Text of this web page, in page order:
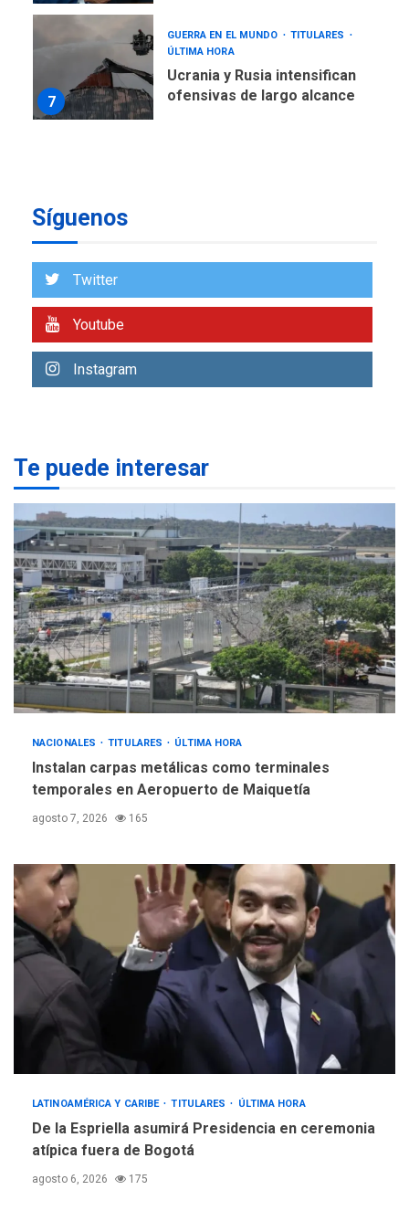
7
ÚLTIMA HORA
ofensivas de largo alcance
1
2
De la Espriella asumirá
atípica fuera de Bogotá
ÚLTIMA HORA
4
ÚLTIMA HORA
Gobierno y AN2015 en
nueva mesa de diálogo
5
INTERNACIONALES ÚLTIMA HORA
Hiroshima 81 años de la
debacle atómica. Japón
debate principios no
nucleares
Síguenos
Twitter
Youtube
Instagram
Te puede interesar
NACIONALES TITULARES ÚLTIMA HORA
Instalan carpas metálicas como terminales
temporales en Aeropuerto de Maiquetía
agosto 7, 2026 165
LATINOAMÉRICA Y CARIBE TITULARES ÚLTIMA HORA
De la Espriella asumirá Presidencia en ceremonia
atípica fuera de Bogotá
agosto 6, 2026 175